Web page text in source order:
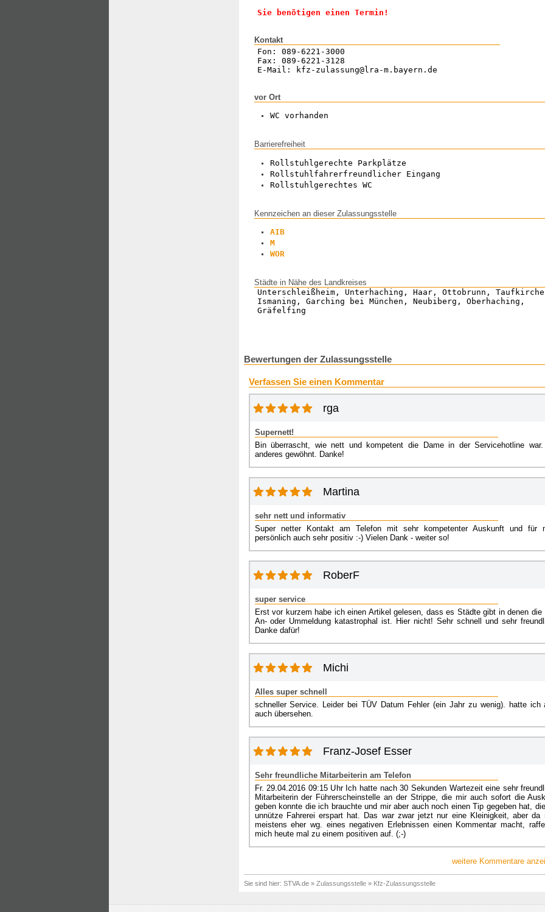
Sie benötigen einen Termin!
Kontakt
Fon: 089-6221-3000
Fax: 089-6221-3128
E-Mail: kfz-zulassung@lra-m.bayern.de
vor Ort
WC vorhanden
Barrierefreiheit
Rollstuhlgerechte Parkplätze
Rollstuhlfahrerfreundlicher Eingang
Rollstuhlgerechtes WC
Kennzeichen an dieser Zulassungsstelle
AIB
M
WOR
Städte in Nähe des Landkreises
Unterschleißheim, Unterhaching, Haar, Ottobrunn,
Ismaning, Garching bei München, Neubiberg, Oberhaching,
Gräfelfing
Bewertungen der Zulassungsstelle
Verfassen Sie einen Kommentar
rga
Supernett!
Bin überrascht, wie nett und kompetent die Dame in der Servicehotline
anderes gewöhnt. Danke!
Martina
sehr nett und informativ
Super netter Kontakt am Telefon mit sehr kompetenter Auskunft und für
persönlich auch sehr positiv :-) Vielen Dank - weiter so!
RoberF
super service
Erst vor kurzem habe ich einen Artikel gelesen, dass es Städte gibt in denen die
An- oder Ummeldung katastrophal ist. Hier nicht! Sehr schnell und sehr
Danke dafür!
Michi
Alles super schnell
schneller Service. Leider bei TÜV Datum Fehler (ein Jahr zu wenig). hatte ich
auch übersehen.
Franz-Josef Esser
Sehr freundliche Mitarbeiterin am Telefon
Fr. 29.04.2016 09:15 Uhr Ich hatte nach 30 Sekunden Wartezeit eine sehr
Mitarbeiterin der Führerscheinstelle an der Strippe, die mir auch sofort die
geben konnte die ich brauchte und mir aber auch noch einen Tip gegeben hat,
unnütze Fahrerei erspart hat. Das war zwar jetzt nur eine Kleinigkeit, aber da
meistens eher wg. eines negativen Erlebnissen einen Kommentar macht,
mich heute mal zu einem positiven auf. (;-)
weitere Kommentare
Sie sind hier: STVA.de» Zulassungsstelle» Kfz-Zulassungsstelle